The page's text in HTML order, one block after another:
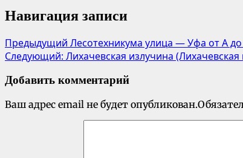
Навигация записи
Предыдущий Лесотехникума улица — Уфа от А
Следующий: Лихачевская излучина
Добавить комментарий
Ваш адрес email не будет опубликован.